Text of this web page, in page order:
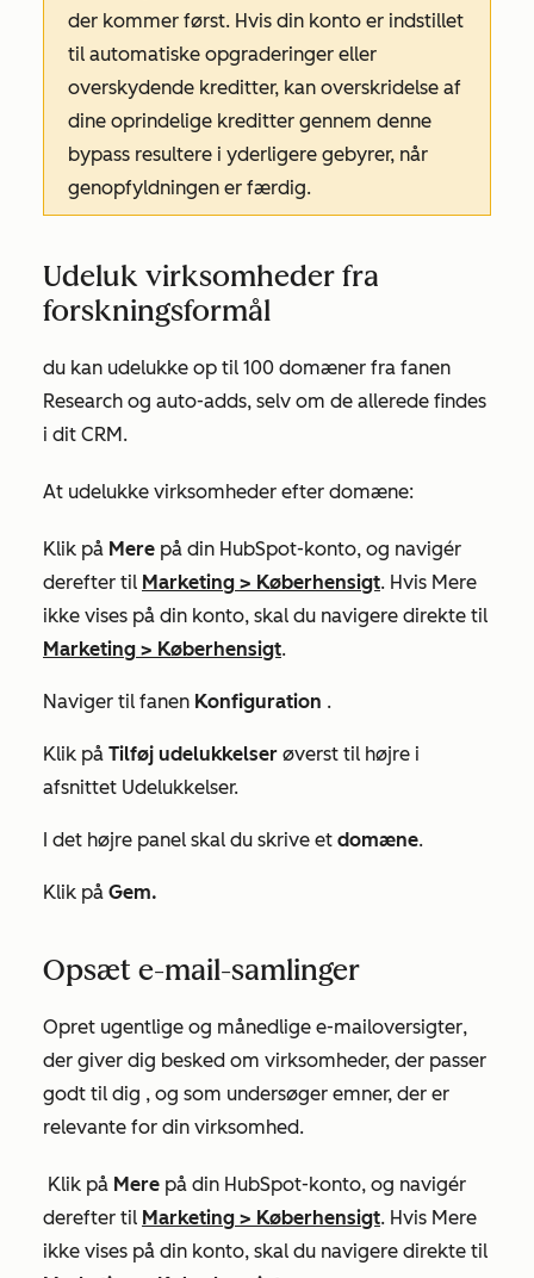
der kommer først. Hvis din konto er indstillet
til automatiske opgraderinger eller
overskydende kreditter, kan overskridelse af
dine oprindelige kreditter gennem denne
bypass resultere i yderligere gebyrer, når
genopfyldningen er færdig.
Udeluk virksomheder fra
forskningsformål
du kan udelukke op til 100 domæner fra fanen
Research og auto-adds, selv om de allerede findes
i dit CRM.
At udelukke virksomheder efter domæne:
Klik på Mere på din HubSpot-konto, og navigér
derefter til Marketing > Køberhensigt. Hvis Mere
ikke vises på din konto, skal du navigere direkte til
Marketing > Køberhensigt.
Naviger til fanen Konfiguration .
Klik på Tilføj udelukkelser øverst til højre i
afsnittet Udelukkelser.
I det højre panel skal du skrive et domæne.
Klik på Gem.
Opsæt e-mail-samlinger
Opret ugentlige og månedlige e-mailoversigter,
der giver dig besked om virksomheder, der passer
godt til dig , og som undersøger emner, der er
relevante for din virksomhed.
Klik på Mere på din HubSpot-konto, og navigér
derefter til Marketing > Køberhensigt. Hvis Mere
ikke vises på din konto, skal du navigere direkte til